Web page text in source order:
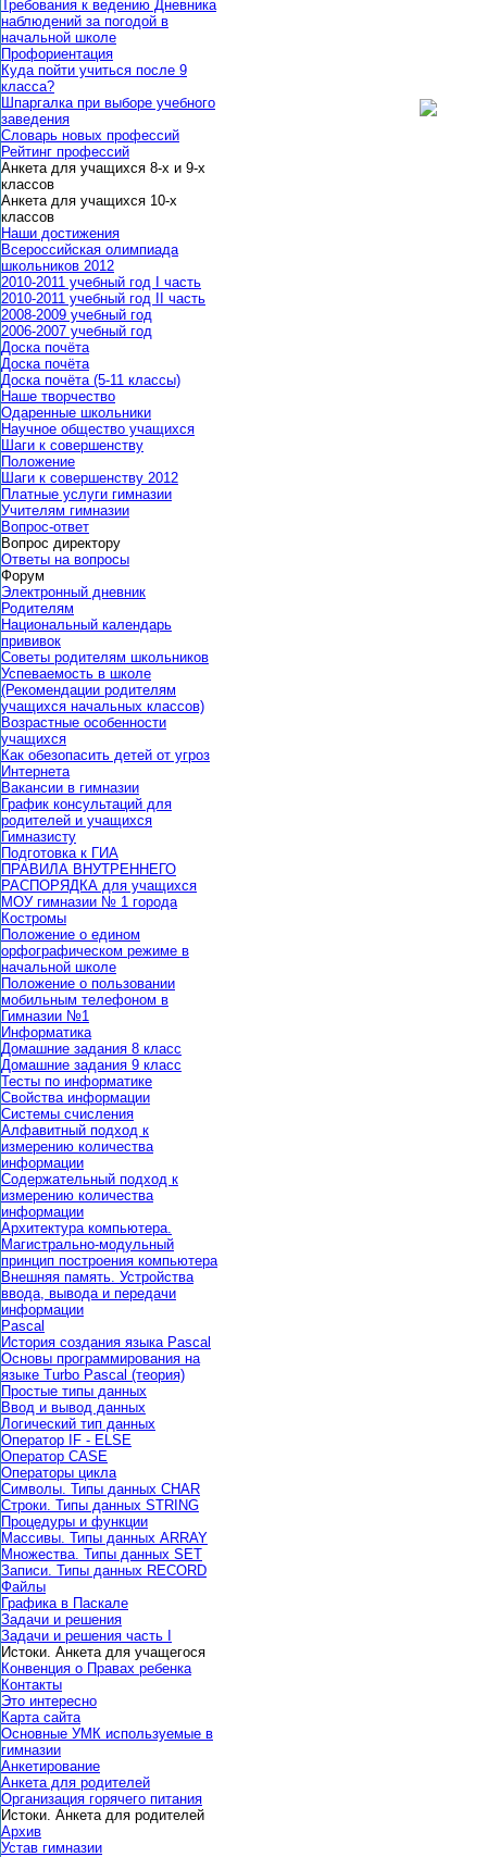
Требования к ведению Дневника
наблюдений за погодой в
начальной школе
Профориентация
Куда пойти учиться после 9
класса?
Шпаргалка при выборе учебного
заведения
Словарь новых профессий
Рейтинг профессий
Анкета для учащихся 8-х и 9-х
классов
Анкета для учащихся 10-х
классов
Наши достижения
Всероссийская олимпиада
школьников 2012
2010-2011 учебный год I часть
2010-2011 учебный год II часть
2008-2009 учебный год
2006-2007 учебный год
Доска почёта
Доска почёта
Доска почёта (5-11 классы)
Наше творчество
Одаренные школьники
Научное общество учащихся
Шаги к совершенству
Положение
Шаги к совершенству 2012
Платные услуги гимназии
Учителям гимназии
Вопрос-ответ
Вопрос директору
Ответы на вопросы
Форум
Электронный дневник
Родителям
Национальный календарь
прививок
Советы родителям школьников
Успеваемость в школе
(Рекомендации родителям
учащихся начальных классов)
Возрастные особенности
учащихся
Как обезопасить детей от угроз
Интернета
Вакансии в гимназии
График консультаций для
родителей и учащихся
Гимназисту
Подготовка к ГИА
ПРАВИЛА ВНУТРЕННЕГО
РАСПОРЯДКА для учащихся
МОУ гимназии № 1 города
Костромы
Положение о едином
орфографическом режиме в
начальной школе
Положение о пользовании
мобильным телефоном в
Гимназии №1
Информатика
Домашние задания 8 класс
Домашние задания 9 класс
Тесты по информатике
Свойства информации
Системы счисления
Алфавитный подход к
измерению количества
информации
Содержательный подход к
измерению количества
информации
Архитектура компьютера.
Магистрально-модульный
принцип построения компьютера
Внешняя память. Устройства
ввода, вывода и передачи
информации
Pascal
История создания языка Pascal
Основы программирования на
языке Turbo Pascal (теория)
Простые типы данных
Ввод и вывод данных
Логический тип данных
Оператор IF - ELSE
Оператор CASE
Операторы цикла
Символы. Типы данных CHAR
Строки. Типы данных STRING
Процедуры и функции
Массивы. Типы данных ARRAY
Множества. Типы данных SET
Записи. Типы данных RECORD
Файлы
Графика в Паскале
Задачи и решения
Задачи и решения часть I
Истоки. Анкета для учащегося
Конвенция о Правах ребенка
Контакты
Это интересно
Карта сайта
Основные УМК используемые в
гимназии
Анкетирование
Анкета для родителей
Организация горячего питания
Истоки. Анкета для родителей
Архив
Устав гимназии